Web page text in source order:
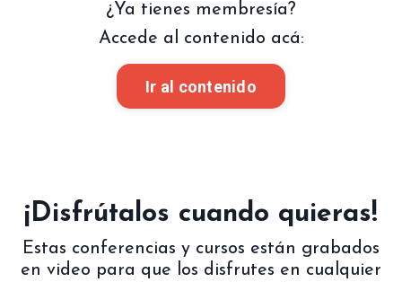
¿Ya tienes membresía?
Accede al contenido acá:
Ir al contenido
¡Disfrútalos cuando quieras!
Estas conferencias y cursos están grabados
en video para que los disfrutes en cualquier